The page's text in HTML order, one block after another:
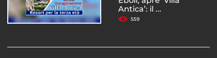
Antica’: il ...
559